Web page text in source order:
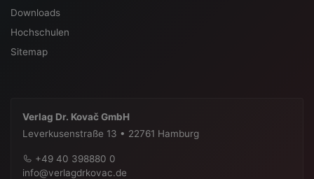
Downloads
Hochschulen
Sitemap
Verlag Dr. Kovač GmbH
Leverkusenstraße 13 • 22761 Hamburg
+49 40 398880 0
info@verlagdrkovac.de